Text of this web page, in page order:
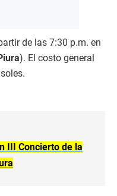
de las 7:30 p.m. en
). El costo general
III Concierto de la